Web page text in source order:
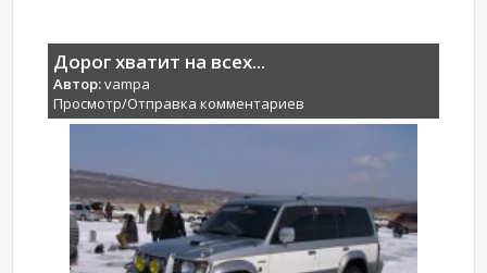
Дорог хватит на всех...
Автор:vampa
Просмотр/Отправка комментариев